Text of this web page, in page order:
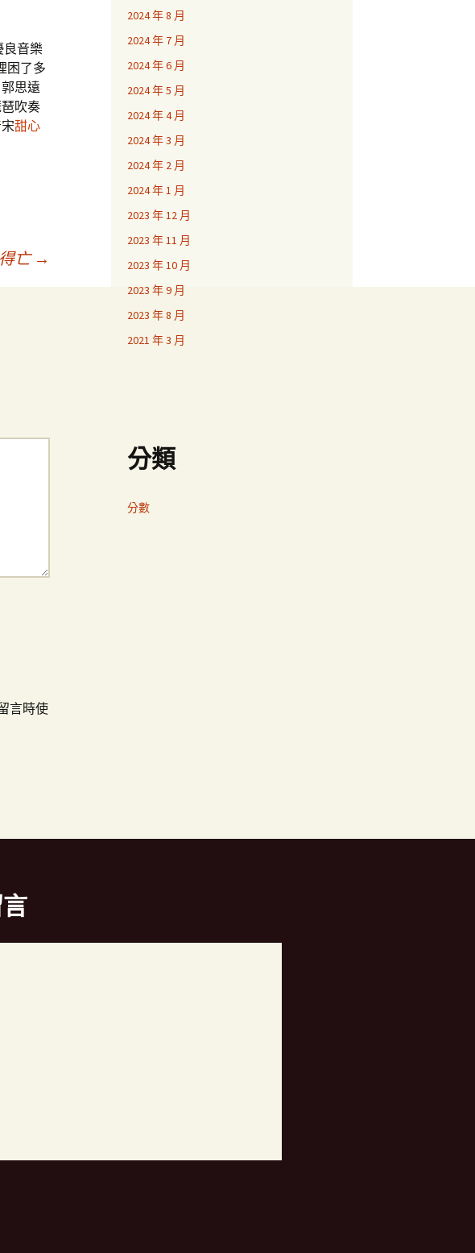
良音樂
困了多
思遠
吹奏
甜心
亡 →
言時使
2024 年 8 月
2024 年 7 月
2024 年 6 月
2024 年 5 月
2024 年 4 月
2024 年 3 月
2024 年 2 月
2024 年 1 月
2023 年 12 月
2023 年 11 月
2023 年 10 月
2023 年 9 月
2023 年 8 月
2021 年 3 月
分類
分數